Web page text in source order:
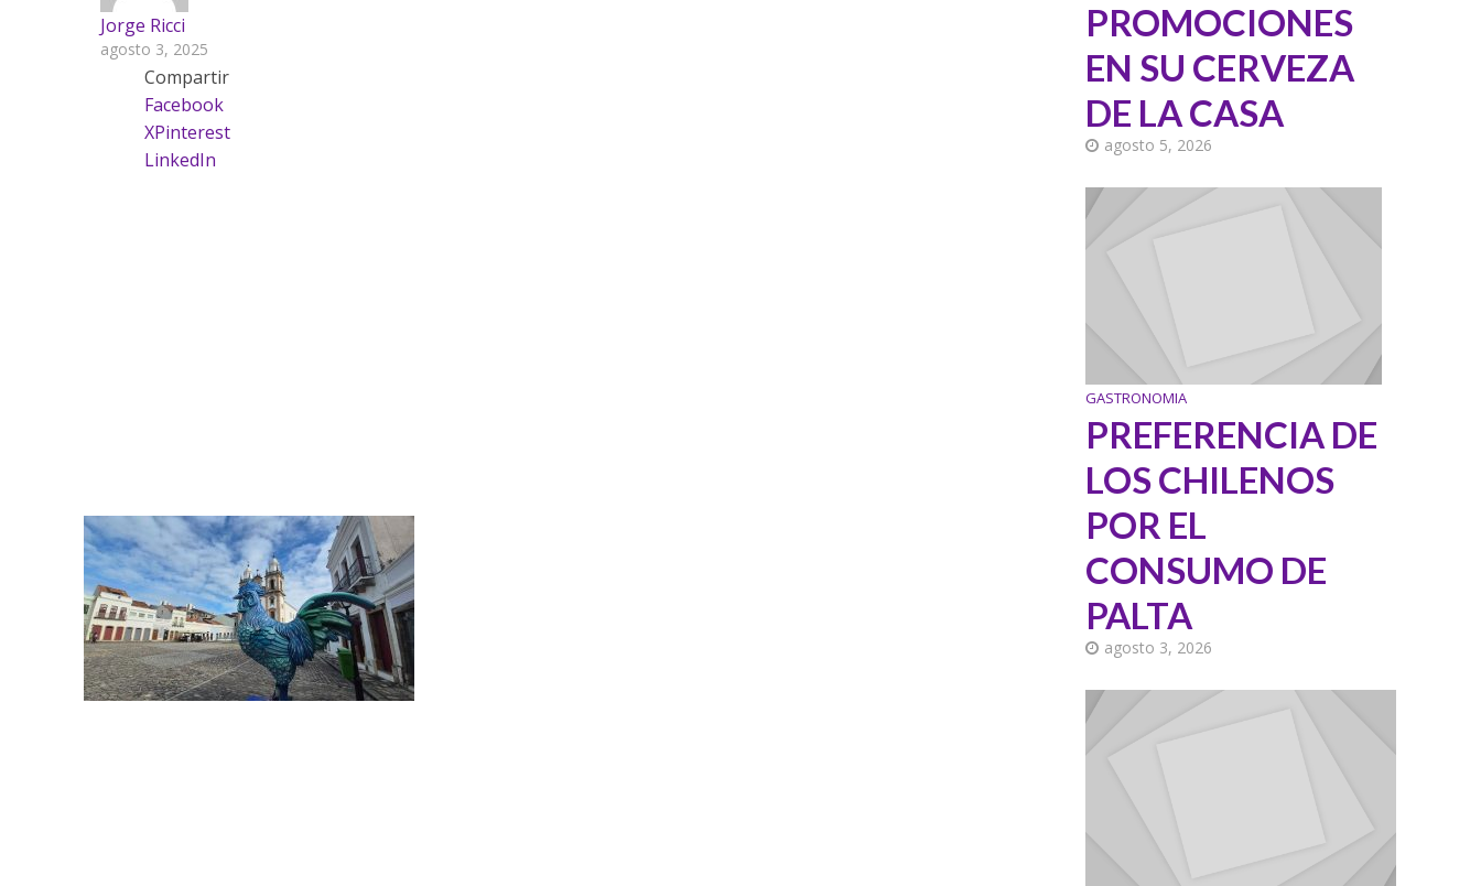
Jorge Ricci
agosto 3, 2025
Compartir
Facebook
XPinterest
LinkedIn
PROMOCIONES
EN SU CERVEZA
DE LA CASA
agosto 5, 2026
GASTRONOMIA
PREFERENCIA DE
LOS CHILENOS
POR EL
CONSUMO DE
PALTA
agosto 3, 2026